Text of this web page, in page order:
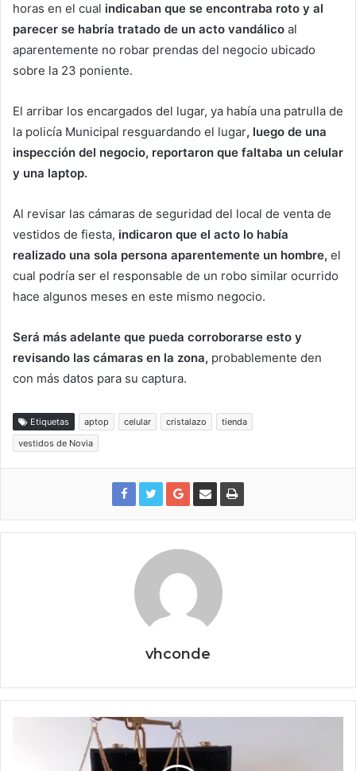
horas en el cual indicaban que se encontraba roto y al
parecer se habría tratado de un acto vandálico al
aparentemente no robar prendas del negocio ubicado
sobre la 23 poniente.
El arribar los encargados del lugar, ya había una patrulla de
la policía Municipal resguardando el lugar, luego de una
inspección del negocio, reportaron que faltaba un celular
y una laptop.
Al revisar las cámaras de seguridad del local de venta de
vestidos de fiesta, indicaron que el acto lo había
realizado una sola persona aparentemente un hombre, el
cual podría ser el responsable de un robo similar ocurrido
hace algunos meses en este mismo negocio.
Será más adelante que pueda corroborarse esto y
revisando las cámaras en la zona, probablemente den
con más datos para su captura.
Etiquetas aptop celular cristalazo
tienda
vestidos de Novia
vhconde